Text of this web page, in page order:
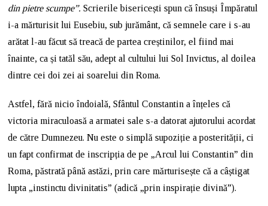
din pietre scumpe”.Scrierile bisericești spun că însuși Împăratul
i-a mărturisit lui Eusebiu, sub jurământ, că semnele care i s-au
arătat l-au făcut să treacă de partea creștinilor, el fiind mai
înainte, ca și tatăl său, adept al cultului lui Sol Invictus, al doilea
dintre cei doi zei ai soarelui din Roma.
Astfel, fără nicio îndoială, Sfântul Constantin a înțeles că
victoria miraculoasă a armatei sale s-a datorat ajutorului acordat
de către Dumnezeu. Nu este o simplă supoziție a posterității, ci
un fapt confirmat de inscripția de pe „Arcul lui Constantin” din
Roma, păstrată până astăzi, prin care mărturisește că a câștigat
lupta „instinctu divinitatis” (adică „prin inspirație divină”).